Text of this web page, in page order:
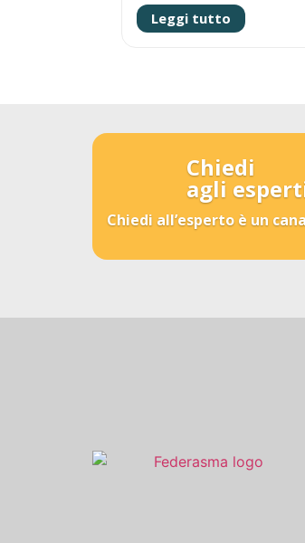
Leggi tutto
Chiedi
agli
Chiedi all’esperto è un